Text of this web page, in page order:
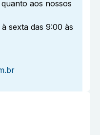
aos nossos
sexta das 9:00 às